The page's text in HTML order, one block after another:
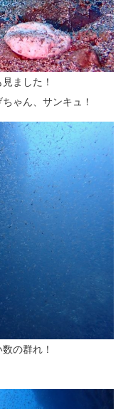
ました！
ゃん、サンキュ！
の群れ！